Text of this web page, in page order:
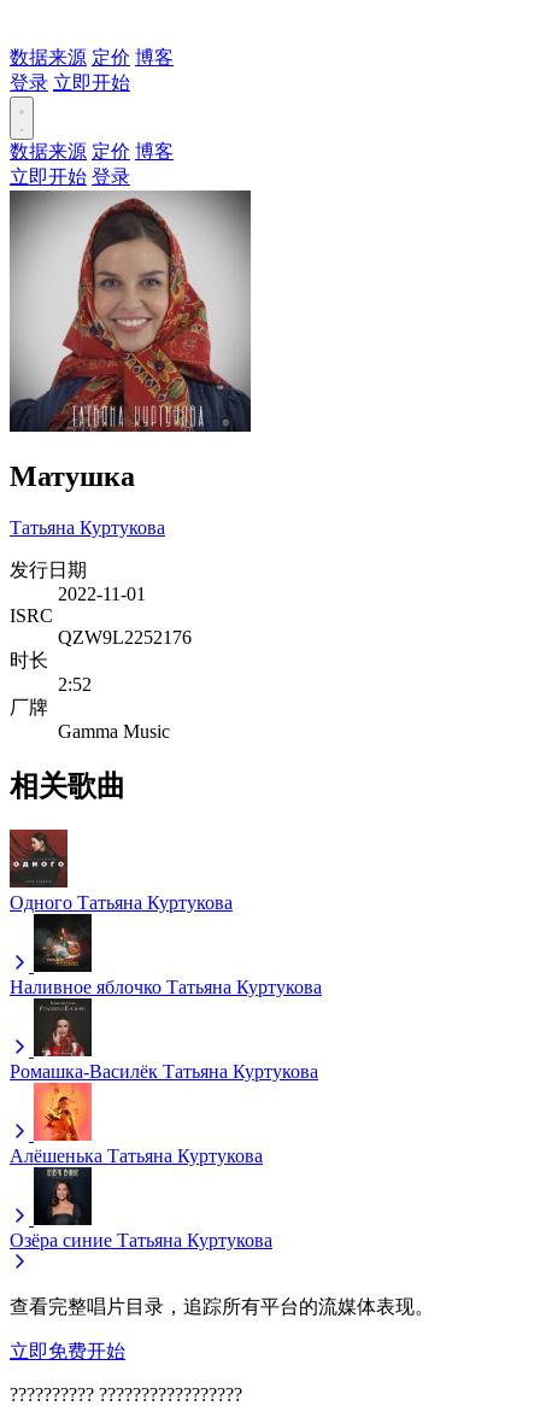
数据来源 定价 博客
登录 立即开始
数据来源 定价 博客
立即开始 登录
Матушка
Татьяна Куртукова
发行日期
2022-11-01
ISRC
QZW9L2252176
时长
2:52
厂牌
Gamma Music
相关歌曲
Одного Татьяна Куртукова
Наливное яблочко Татьяна Куртукова
Ромашка-Василёк Татьяна Куртукова
Алёшенька Татьяна Куртукова
Озёра синие Татьяна Куртукова
查看完整唱片目录，追踪所有平台的流媒体表现。
立即免费开始
?????????? ?????????????????